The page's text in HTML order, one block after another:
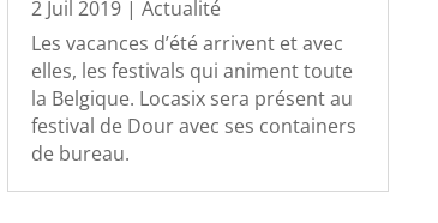
2 Juil 2019| Actualité
Les vacances d’été arrivent et avec
elles, les festivals qui animent toute
la Belgique. Locasix sera présent au
festival de Dour avec ses containers
de bureau.